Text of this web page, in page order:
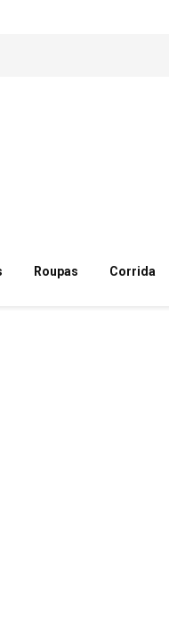
Roupas Corrida